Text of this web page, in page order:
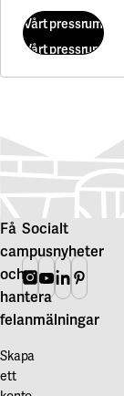
Vårt pressrum
Vårt pressrum
Få
campusnyheter
och
hantera
felanmälningar
Skapa
ett
Socialt
Instagram
Youtube
Linkedin
Pinterest